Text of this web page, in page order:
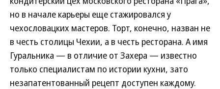
но в начале карьеры еще стажировался у
чехословацких мастеров. Торт, конечно, назван не
в честь столицы Чехии, а в честь ресторана. А имя
Гуральника — в отличие от Захера — известно
только специалистам по истории кухни, зато
незапатентованный рецепт доступен каждому.